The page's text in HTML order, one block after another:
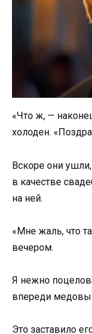
«Что ж, —
холоден.
Вскоре они
в качестве
на ней.
«Мне жаль, что
вечером.
Я нежно
впереди
Это заставило